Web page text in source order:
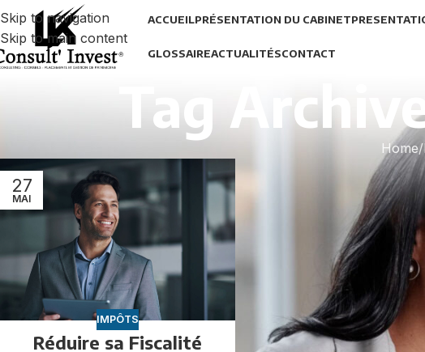
Skip to navigation
Skip to main content
ACCUEILPRÉSENTATION DU CABINET
GLOSSAIREACTUALITÉSCONTACT
Tag
Home
27
MAI
IMPÔTS
Réduire sa Fiscalité